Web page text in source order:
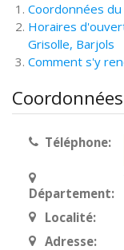
Coordonnées
Horaires
Grisolle, Barjols
Comment s'y
Téléphone:
Département:
Localité:
Adresse: